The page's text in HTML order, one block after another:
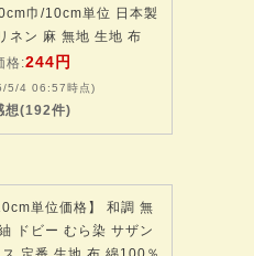
巾/10cm単位 日本製
ネン 麻 無地 生地 布
格:244円
5/4 06:57時点)
想(192件)
単位価格】 和調 無
ドビー むら染 サザン